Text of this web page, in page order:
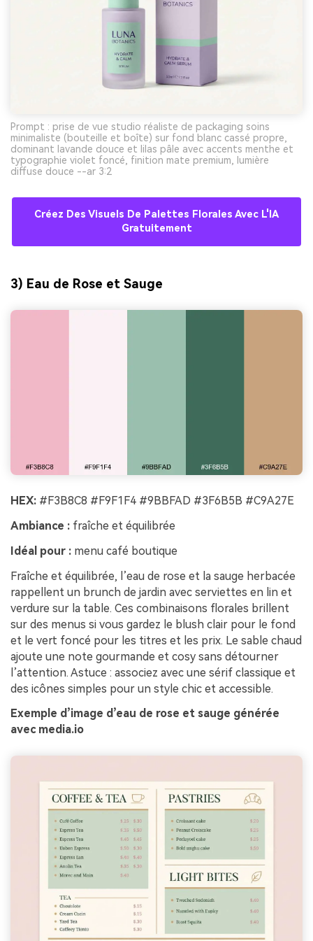
Prompt : prise de vue studio réaliste de packaging soins
minimaliste (bouteille et boîte) sur fond blanc cassé propre,
dominant lavande douce et lilas pâle avec accents menthe et
typographie violet foncé, finition mate premium, lumière
diffuse douce --ar 3:2
Créez Des Visuels De Palettes Florales Avec L'IA
Gratuitement
3) Eau de Rose et Sauge
HEX: #F3B8C8 #F9F1F4 #9BBFAD #3F6B5B #C9A27E
Ambiance : fraîche et équilibrée
Idéal pour : menu café boutique
Fraîche et équilibrée, l’eau de rose et la sauge herbacée
rappellent un brunch de jardin avec serviettes en lin et
verdure sur la table. Ces combinaisons florales brillent
sur des menus si vous gardez le blush clair pour le fond
et le vert foncé pour les titres et les prix. Le sable chaud
ajoute une note gourmande et cosy sans détourner
l’attention. Astuce : associez avec une sérif classique et
des icônes simples pour un style chic et accessible.
Exemple d’image d’eau de rose et sauge générée
avec media.io